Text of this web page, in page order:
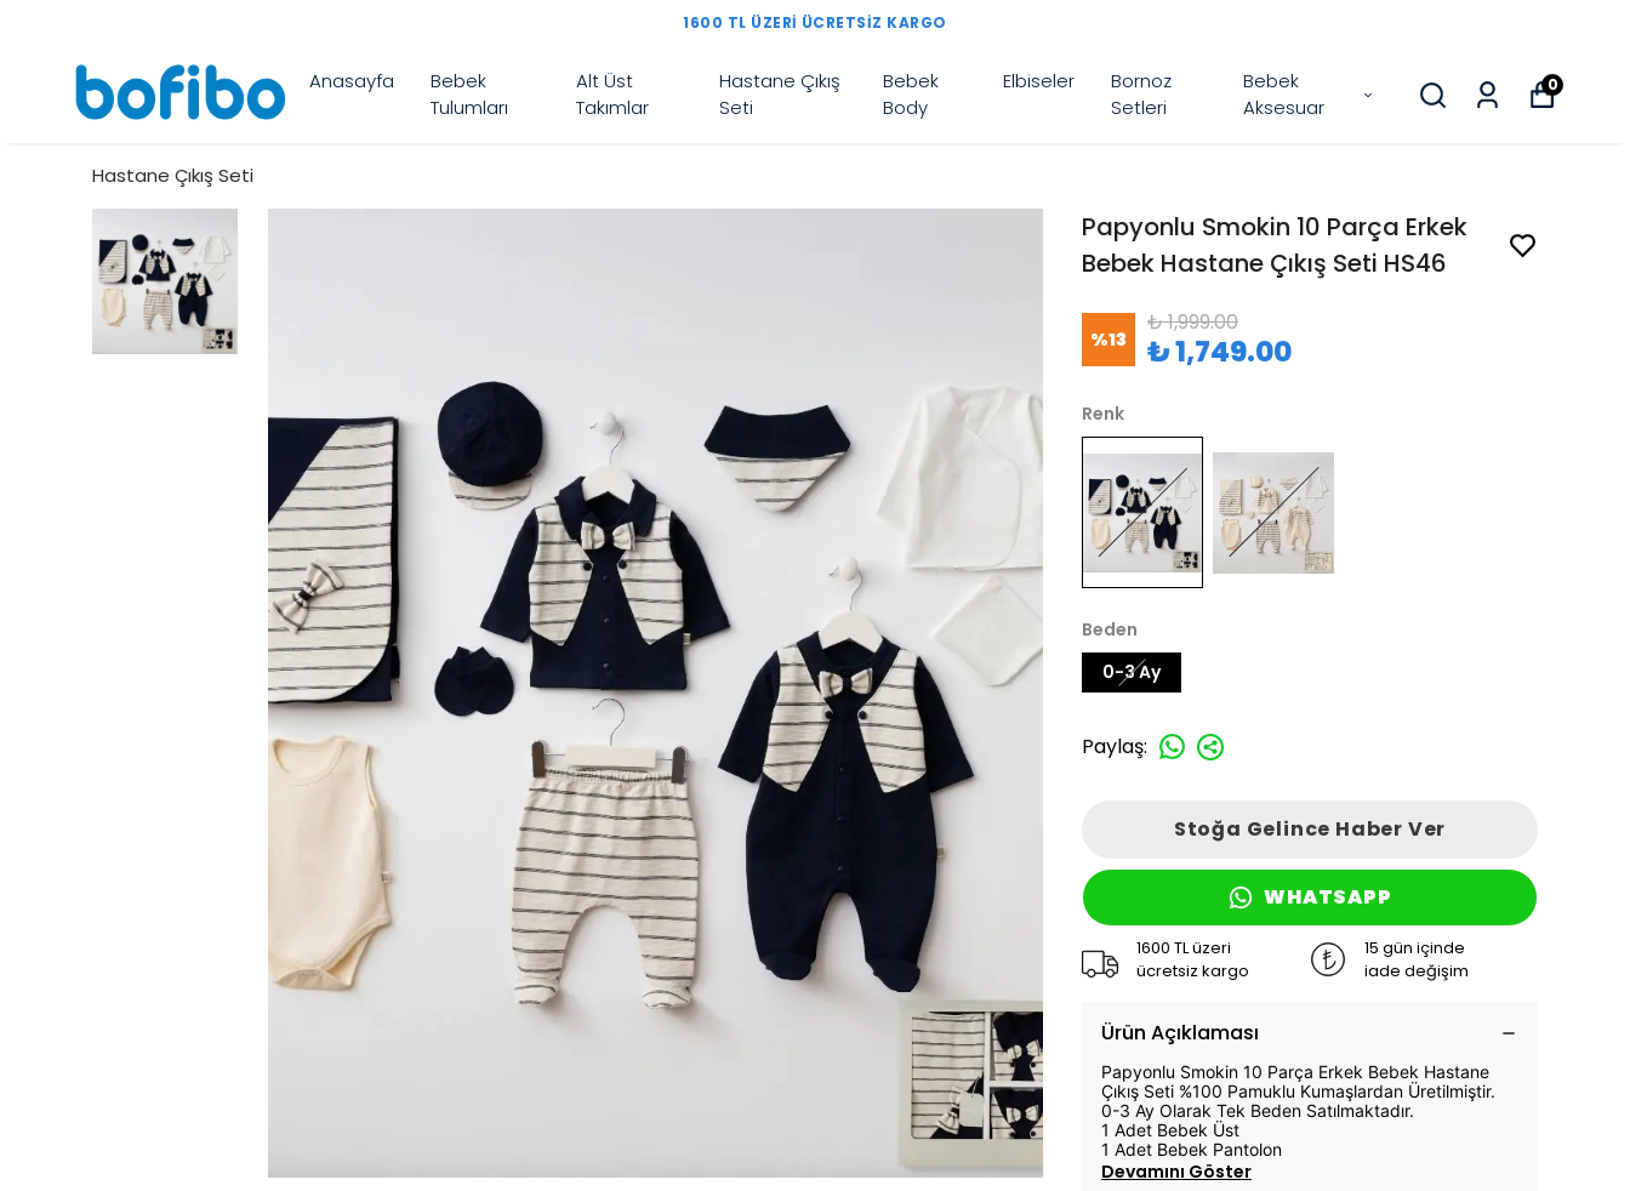
1600 TL ÜZERI ÜCRETSIZ KARGO
Anasayfa
Bebek
Tulumları
Alt Üst
Takımlar
Hastane Çıkış
Seti
Bebek
Body
Elbiseler
Bornoz
Setleri
Bebek
Aksesuar
0
Hastane Çıkış Seti
Papyonlu Smokin 10 Parça Erkek
Bebek Hastane Çıkış Seti HS46
%13
₺ 1,999.00
₺ 1,749.00
Renk
Beden
0-3 Ay
Paylaş:
Stoğa Gelince Haber Ver
WHATSAPP
1600 TL üzeri
ücretsiz kargo
15 gün içinde
iade değişim
Ürün Açıklaması
Papyonlu Smokin 10 Parça Erkek Bebek Hastane
Çıkış Seti %100 Pamuklu Kumaşlardan Üretilmiştir.
0-3 Ay Olarak Tek Beden Satılmaktadır.
1 Adet Bebek Üst
1 Adet Bebek Pantolon
Devamını Göster